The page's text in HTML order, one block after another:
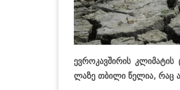
ევ­რო­კავ­ში­რის
ლა­ზე თბი­ლი წე­ლია, რაც